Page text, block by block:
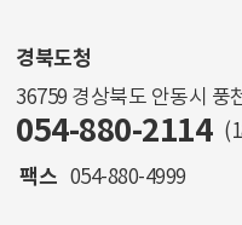
경북도청
36759 경상북도 안동시 풍
054-880-2114
팩스 054-880-4999